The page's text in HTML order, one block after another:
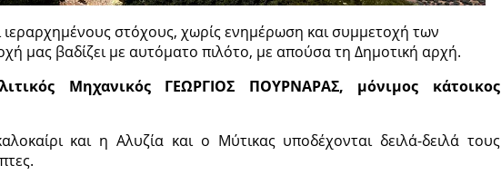
ιεραρχημένους στόχους, χωρίς ενημέρωση και συμμετοχή των
μας βαδίζει με αυτόματο πιλότο, με απούσα τη Δημοτική αρχή.
Μηχανικός ΓΕΩΡΓΙΟΣ ΠΟΥΡΝΑΡΑΣ, μόνιμος κάτοικος
και η Αλυζία και ο Μύτικας υποδέχονται δειλά-δειλά τους